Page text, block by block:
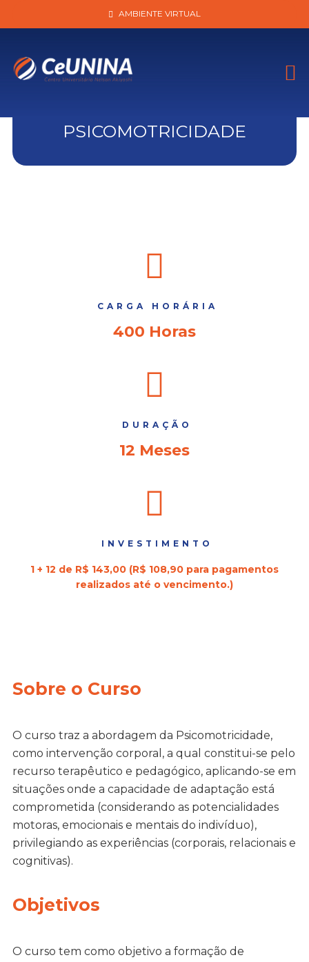
AMBIENTE VIRTUAL
PSICOMOTRICIDADE
CARGA HORÁRIA
400 Horas
DURAÇÃO
12 Meses
INVESTIMENTO
1 + 12 de R$ 143,00 (R$ 108,90 para pagamentos
realizados até o vencimento.)
Sobre o Curso
O curso traz a abordagem da Psicomotricidade,
como intervenção corporal, a qual constitui-se pelo
recurso terapêutico e pedagógico, aplicando-se em
situações onde a capacidade de adaptação está
comprometida (considerando as potencialidades
motoras, emocionais e mentais do indivíduo),
privilegiando as experiências (corporais, relacionais e
cognitivas).
Objetivos
O curso tem como objetivo a formação de